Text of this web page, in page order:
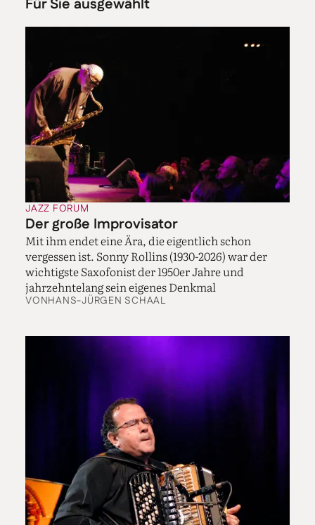
Für Sie ausgewählt
JAZZ FORUM
Der große Improvisator
Mit ihm endet eine Ära, die eigentlich schon
vergessen ist. Sonny Rollins (1930-2026) war der
wichtigste Saxofonist der 1950er Jahre und
jahrzehntelang sein eigenes Denkmal
VONHANS-JÜRGEN SCHAAL